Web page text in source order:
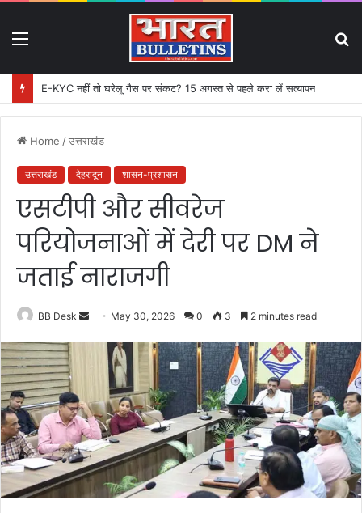
E-KYC नहीं तो घरेलू गैस पर संकट? 15 अगस्त से पहले करा लें सत्यापन
Home /उत्तराखंड
उत्तराखंड देहरादून शासन-प्रशासन
एसटीपी और सीवरेज
परियोजनाओं में देरी पर DM ने
जताई नाराजगी
BB Desk
n
e
m
a
May 30, 2026 0 3 2 minutes read